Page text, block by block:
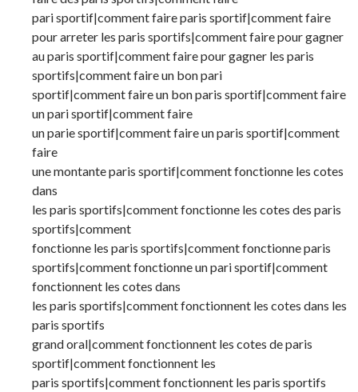
pari sportif|comment faire paris sportif|comment faire
pour arreter les paris sportifs|comment faire pour gagner
au paris sportif|comment faire pour gagner les paris
sportifs|comment faire un bon pari
sportif|comment faire un bon paris sportif|comment faire
un pari sportif|comment faire
un parie sportif|comment faire un paris sportif|comment
faire
une montante paris sportif|comment fonctionne les cotes
dans
les paris sportifs|comment fonctionne les cotes des paris
sportifs|comment
fonctionne les paris sportifs|comment fonctionne paris
sportifs|comment fonctionne un pari sportif|comment
fonctionnent les cotes dans
les paris sportifs|comment fonctionnent les cotes dans les
paris sportifs
grand oral|comment fonctionnent les cotes de paris
sportif|comment fonctionnent les
paris sportifs|comment fonctionnent les paris sportifs